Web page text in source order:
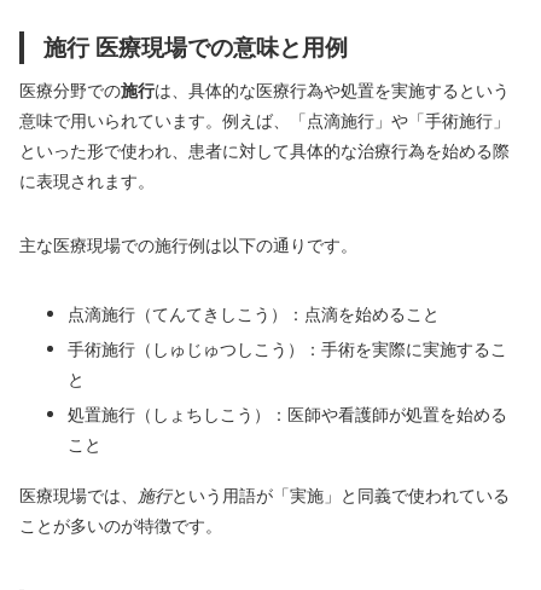
施行 医療現場での意味と用例
医療分野での施行は、具体的な医療行為や処置を実施するという
意味で用いられています。例えば、「点滴施行」や「手術施行」
といった形で使われ、患者に対して具体的な治療行為を始める際
に表現されます。
主な医療現場での施行例は以下の通りです。
点滴施行（てんてきしこう）：点滴を始めること
手術施行（しゅじゅつしこう）：手術を実際に実施するこ
と
処置施行（しょちしこう）：医師や看護師が処置を始める
こと
医療現場では、 施行という用語が「実施」と同義で使われている
ことが多いのが特徴です。